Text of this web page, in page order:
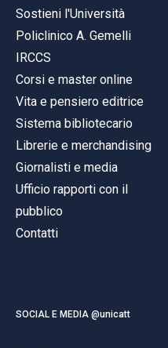
Sostieni l'Università
Policlinico A. Gemelli
IRCCS
Corsi e master online
Vita e pensiero editrice
Sistema bibliotecario
Librerie e merchandising
Giornalisti e media
Ufficio rapporti con il
pubblico
Contatti
SOCIAL E MEDIA @unicatt